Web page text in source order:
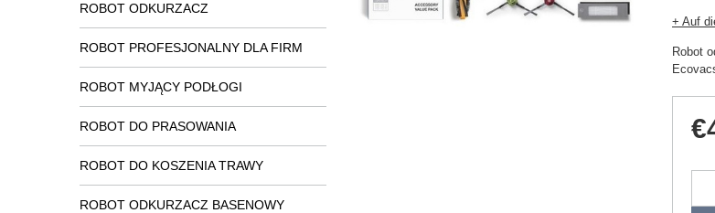
ROBOT ODKURZACZ
ROBOT PROFESJONALNY DLA FIRM
ROBOT MYJĄCY PODŁOGI
ROBOT DO PRASOWANIA
ROBOT DO KOSZENIA TRAWY
ROBOT ODKURZACZ BASENOWY
+ Auf
Robot